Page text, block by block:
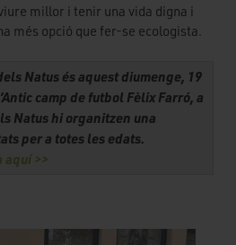
millor i tenir una vida digna i
més opció que fer-se ecologista.
Natus és aquest diumenge, 19
camp de futbol Fèlix Farró, a
Natus hi organitzen una
per a totes les edats.
aquí >>